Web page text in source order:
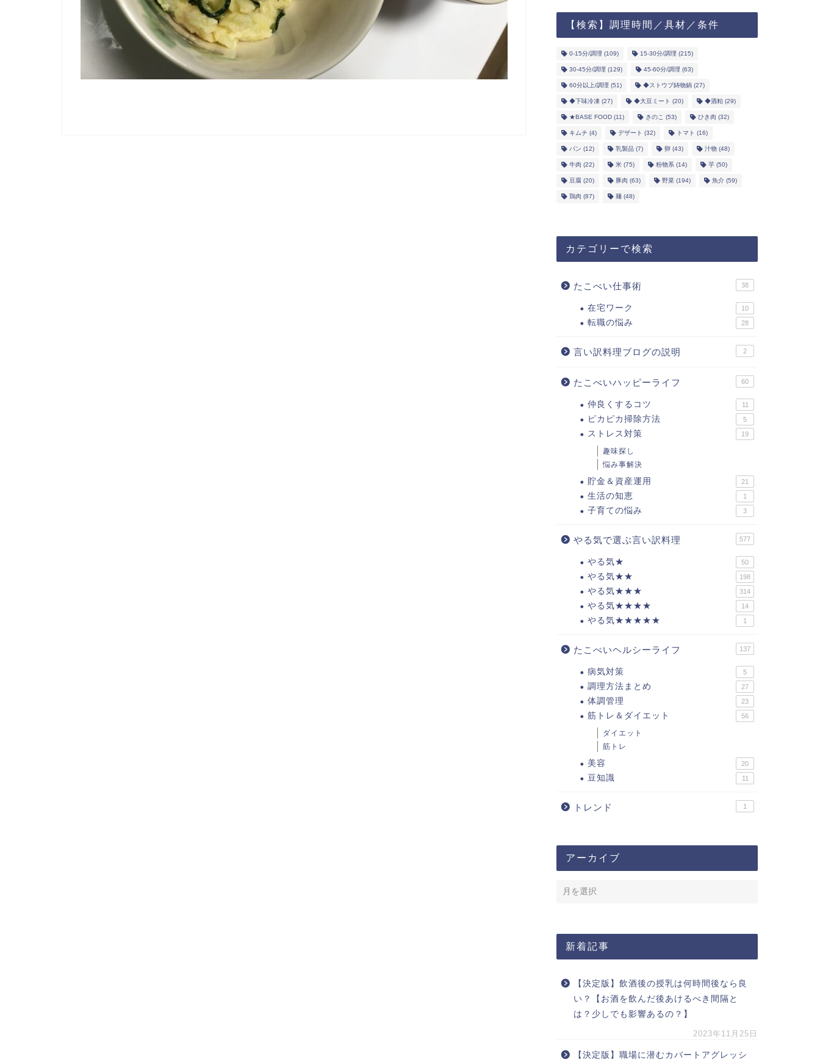
【検索】調理時間／具材／条件
0-15分/調理 (109) 15-30分/調理 (215)
30-45分/調理 (129) 45-60分/調理 (63)
60分以上/調理 (51) ◆ストウブ鋳物鍋(27)
◆下味冷凍 (27) ◆大豆ミート (20) ◆酒粕(29)
★BASE FOOD(11) きのこ (53) ひき肉 (32)
キムチ (4) デザート (32) トマト (16)
パン (12) 乳製品(7) 卵 (43) 汁物(48)
牛肉 (22) 米(75) 粉物系 (14) 芋(50)
豆腐(20) 豚肉 (63) 野菜(194) 魚介(59)
鶏肉 (87) 麺(48)
カテゴリーで検索
たこべい仕事術 38
在宅ワーク 10
転職の悩み 28
言い訳料理ブログの説明 2
たこべいハッピーライフ 60
仲良くするコツ 11
ピカピカ掃除方法 5
ストレス対策 19
趣味探し
悩み事解決
貯金＆資産運用 21
生活の知恵 1
子育ての悩み 3
やる気で選ぶ言い訳料理 577
やる気★ 50
やる気★★ 198
やる気★★★ 314
やる気★★★★ 14
やる気★★★★★ 1
たこべいヘルシーライフ 137
病気対策 5
調理方法まとめ 27
体調管理 23
筋トレ＆ダイエット 56
ダイエット
筋トレ
美容 20
豆知識 11
トレンド 1
アーカイブ
新着記事
【決定版】飲酒後の授乳は何時間後なら良
い？【お酒を飲んだ後あけるべき間隔と
は？少しでも影響あるの？】
2023年11月25日
【決定版】職場に潜むカバートアグレッシ